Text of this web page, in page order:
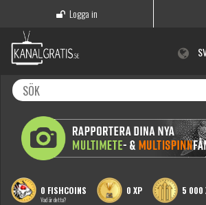
Logga in
0 FISHCOINS
Vad är detta?
0 XP 5 000